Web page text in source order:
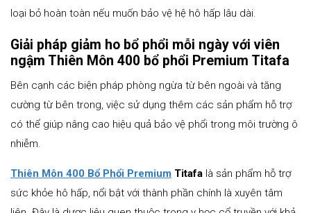
loại bỏ hoàn toàn nếu muốn bảo vệ hệ hô hấp lâu dài.
Giải pháp giảm ho bổ phổi mỗi ngày với viên
ngậm Thiên Môn 400 bổ phổi Premium Titafa
Bên cạnh các biện pháp phòng ngừa từ bên ngoài và tăng
cường từ bên trong, việc sử dụng thêm các sản phẩm hỗ trợ
có thể giúp nâng cao hiệu quả bảo vệ phổi trong môi trường ô
nhiễm.
Thiên Môn 400 Bổ Phổi Premium Titafa là sản phẩm hỗ trợ
sức khỏe hô hấp, nổi bật với thành phần chính là xuyên tâm